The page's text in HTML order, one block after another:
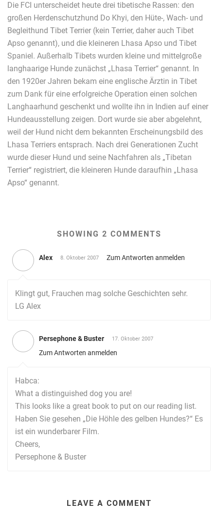
Die FCI unterscheidet heute drei tibetische Rassen: den
großen Herdenschutzhund Do Khyi, den Hüte-, Wach- und
Begleithund Tibet Terrier (kein Terrier, daher auch Tibet
Apso genannt), und die kleineren Lhasa Apso und Tibet
Spaniel. Außerhalb Tibets wurden kleine und mittelgroße
langhaarige Hunde zunächst „Lhasa Terrier“ genannt. In
den 1920er Jahren bekam eine englische Ärztin in Tibet
zum Dank für eine erfolgreiche Operation einen solchen
Langhaarhund geschenkt und wollte ihn in Indien auf einer
Hundeausstellung zeigen. Dort wurde sie aber abgelehnt,
weil der Hund nicht dem bekannten Erscheinungsbild des
Lhasa Terriers entsprach. Nach drei Generationen Zucht
wurde dieser Hund und seine Nachfahren als „Tibetan
Terrier“ registriert, die kleineren Hunde daraufhin „Lhasa
Apso“ genannt.
SHOWING 2 COMMENTS
Alex 8. Oktober 2007 Zum Antworten anmelden
Klingt gut, Frauchen mag solche Geschichten sehr.
LG Alex
Persephone & Buster 17. Oktober 2007
Zum Antworten anmelden
Habca:
What a distinguished dog you are!
This looks like a great book to put on our reading list.
Haben Sie gesehen „Die Höhle des gelben Hundes?“ Es
ist ein wunderbarer Film.
Cheers,
Persephone & Buster
LEAVE A COMMENT